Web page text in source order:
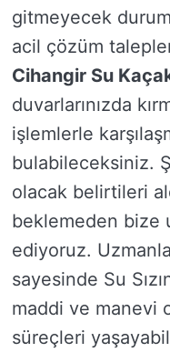
gitmeyecek
acil çözüm
Cihangir Su
duvarlarınızda
işlemlerle
bulabileceksiniz.
olacak belirtileri
beklemeden bize
ediyoruz.
sayesinde Su
maddi ve manevi
süreçleri